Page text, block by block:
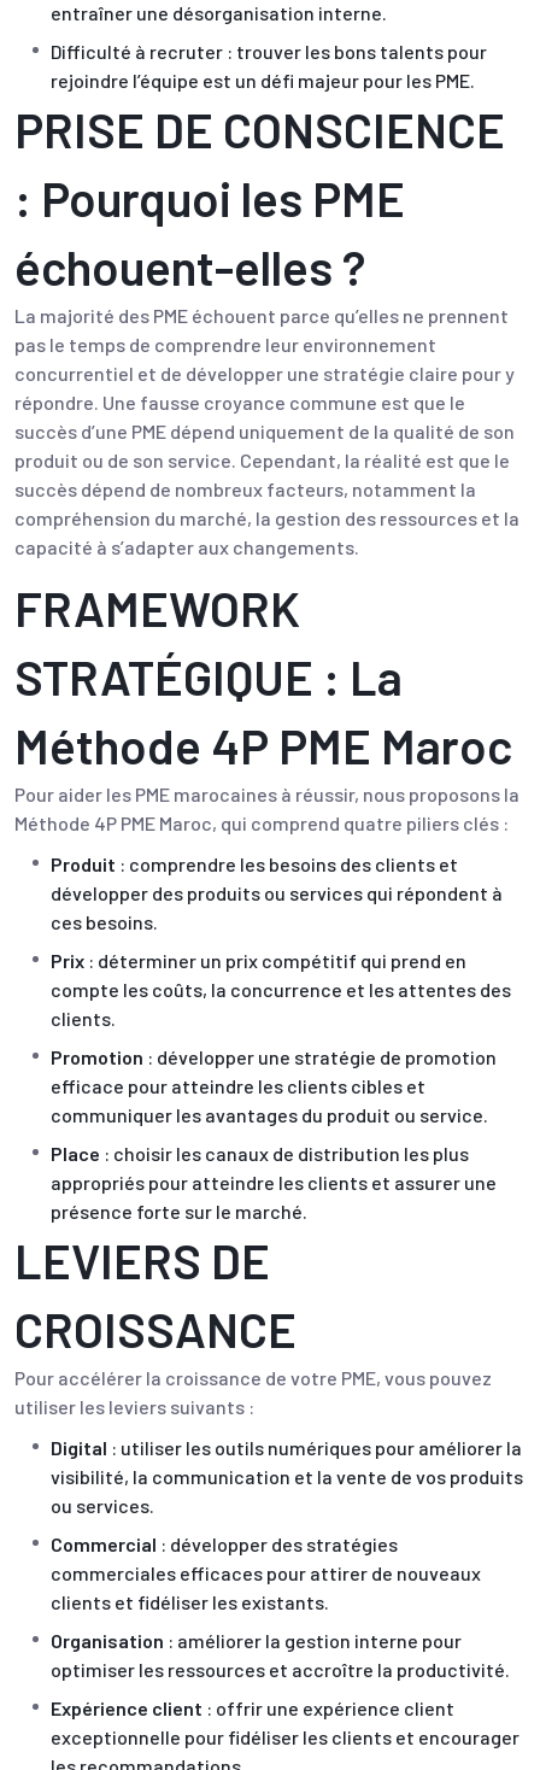
entraîner une désorganisation interne.
Difficulté à recruter : trouver les bons talents pour
rejoindre l’équipe est un défi majeur pour les PME.
PRISE DE CONSCIENCE
: Pourquoi les PME
échouent-elles ?
La majorité des PME échouent parce qu’elles ne prennent
pas le temps de comprendre leur environnement
concurrentiel et de développer une stratégie claire pour y
répondre. Une fausse croyance commune est que le
succès d’une PME dépend uniquement de la qualité de son
produit ou de son service. Cependant, la réalité est que le
succès dépend de nombreux facteurs, notamment la
compréhension du marché, la gestion des ressources et la
capacité à s’adapter aux changements.
FRAMEWORK
STRATÉGIQUE : La
Méthode 4P PME Maroc
Pour aider les PME marocaines à réussir, nous proposons la
Méthode 4P PME Maroc, qui comprend quatre piliers clés :
Produit : comprendre les besoins des clients et
développer des produits ou services qui répondent à
ces besoins.
Prix : déterminer un prix compétitif qui prend en
compte les coûts, la concurrence et les attentes des
clients.
Promotion : développer une stratégie de promotion
efficace pour atteindre les clients cibles et
communiquer les avantages du produit ou service.
Place : choisir les canaux de distribution les plus
appropriés pour atteindre les clients et assurer une
présence forte sur le marché.
LEVIERS DE
CROISSANCE
Pour accélérer la croissance de votre PME, vous pouvez
utiliser les leviers suivants :
Digital : utiliser les outils numériques pour améliorer la
visibilité, la communication et la vente de vos produits
ou services.
Commercial : développer des stratégies
commerciales efficaces pour attirer de nouveaux
clients et fidéliser les existants.
Organisation : améliorer la gestion interne pour
optimiser les ressources et accroître la productivité.
Expérience client : offrir une expérience client
exceptionnelle pour fidéliser les clients et encourager